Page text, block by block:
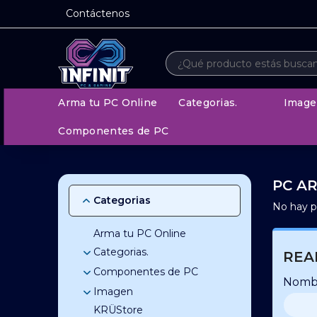
Contáctenos
Arma tu PC Online Categorias.
Componentes de PC
Categorias
Arma tu PC Online
Categorias.
Accesorios
Accesorios de Celulares
Accesorios Notebook
Adaptadores y Cables
Anime
Componentes de PC
Almacenamiento
Discos Rigidos
Combos Actualizacion
Imagen
Monitores
KRÜStore
PC
No hay